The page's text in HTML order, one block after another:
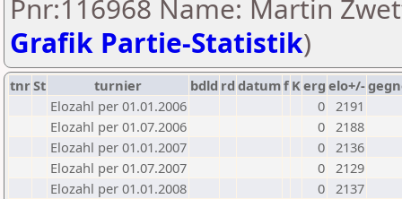
Pnr:116968 Name: Martin
Grafik Partie-Statistik)
tnrSt turnier bdld rd datumf Kerg elo+/-
Elozahl per 01.01.2006
0 2191
Elozahl per 01.07.2006
0 2188
Elozahl per 01.01.2007
0 2136
Elozahl per 01.07.2007
0 2129
Elozahl per 01.01.2008
0 2137